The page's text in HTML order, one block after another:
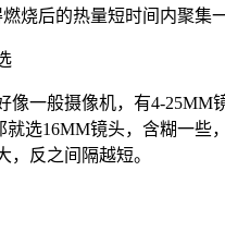
烧后的热量短时间内聚集
像一般摄像机，有4-
选16MM镜头，含糊一些
，反之间隔越短。